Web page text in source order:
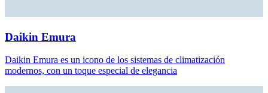
Daikin Emura
Daikin Emura es un icono de los sistemas de climatización
modernos, con un toque especial de elegancia